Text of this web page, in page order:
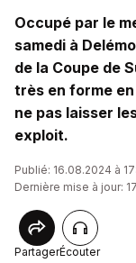
Occupé par le
samedi à
de la Coupe de
très en forme
ne pas laisser
exploit.
Publié: 16.08.2024 à
Dernière mise à jour:
PartagerÉcouter